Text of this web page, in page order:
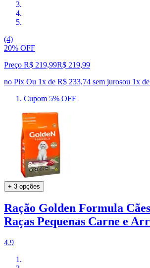
(4)
20% OFF
Preço R$ 219,99R$ 219,99
no Pix Ou 1x de R$ 233,74 sem jurosou 1x de
Cupom 5% OFF
+ 3 opções
Ração Golden Formula
Raças Pequenas Carne e
4.9